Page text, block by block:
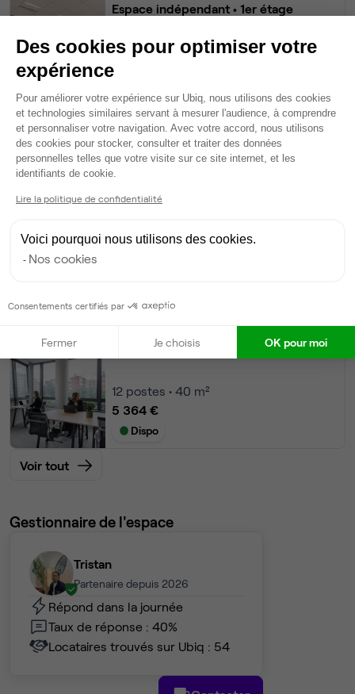
Espace indépendant • 1er étage
24 postes • 80,7 m²
11 160 €
Espace indépendant• 1er étage
20postes • 79,5 m²
9 300 €
Dispo
Bureau privé • 1er étage
Bureau privé• RDC
12 postes • 40 m²
5 364 €
Dispo
Voir tout
Gestionnaire de l'espace
Tristan
Partenaire depuis 2026
Répond dans la journée
Taux de réponse : 40%
Locataires trouvés sur Ubiq : 54
Des cookies pour optimiser votre
expérience
Plateforme de Gestion du
Pour améliorer votre expérience sur Ubiq, nous utilisons des cookies
et technologies similaires servant à mesurer l'audience, à comprendre
et personnaliser votre navigation. Avec votre accord, nous utilisons
des cookies pour stocker, consulter et traiter des données
personnelles telles que votre visite sur ce site internet, et les
identifiants de cookie.
Lire la politique de confidentialité
Voici pourquoi nous utilisons des cookies.
Nos cookies
Consentements certifiés par
Fermer Je choisis OK pour moi